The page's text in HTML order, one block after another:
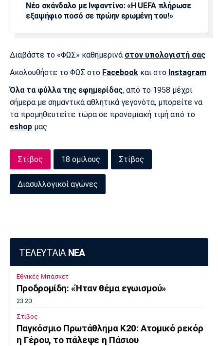
Νέο σκάνδαλο με Ινφαντίνο: «Η UEFA πλήρωσε
εξαψήφιο ποσό σε πρώην ερωμένη του!»
Διαβάστε το «ΦΩΣ» καθημερινά στον υπολογιστή σας
Ακολουθήστε το ΦΩΣ στο Facebook και στο Instagram
Όλα τα φύλλα της εφημερίδας, από το 1958 μέχρι
σήμερα με σημαντικά αθλητικά γεγονότα, μπορείτε να
τα προμηθευτείτε τώρα σε προνομιακή τιμή από το
eshop μας
Στίβος 18 ομίλους Στίβος
Διασυλλογικοί αγώνες
ΤΕΛΕΥΤΑΙΑ ΝΕΑ
Εθνικές Μπάσκετ
Προδρομίδη: «Ήταν θέμα εγωισμού»
23:20
Στίβος
Παγκόσμιο Πρωτάθλημα Κ20: Ατομικό ρεκόρ
η Γέρου, το πάλεψε η Πάσιου